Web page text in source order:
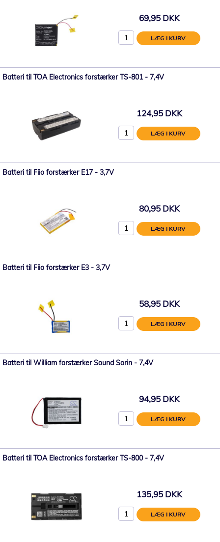
69,95 DKK
LÆG I KURV
Batteri til TOA Electronics forstærker TS-801 - 7,4V
124,95 DKK
LÆG I KURV
Batteri til Fiio forstærker E17 - 3,7V
80,95 DKK
LÆG I KURV
Batteri til Fiio forstærker E3 - 3,7V
58,95 DKK
LÆG I KURV
Batteri til William forstærker Sound Sorin - 7,4V
94,95 DKK
LÆG I KURV
Batteri til TOA Electronics forstærker TS-800 - 7,4V
135,95 DKK
LÆG I KURV